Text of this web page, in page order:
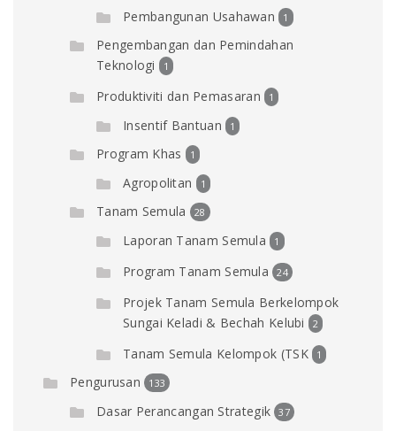
Pembangunan Usahawan 1
Pengembangan dan Pemindahan
Teknologi
1
Produktiviti dan Pemasaran 1
Insentif Bantuan 1
Program Khas 1
Agropolitan 1
Tanam Semula 28
Laporan Tanam Semula 1
Program Tanam Semula 24
Projek Tanam Semula Berkelompok
Sungai Keladi & Bechah Kelubi
2
Tanam Semula Kelompok (TSK 1
Pengurusan 133
Dasar Perancangan Strategik 37